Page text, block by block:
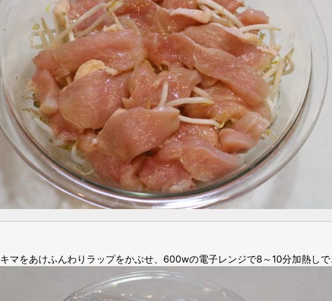
マをあけふんわりラップをかぶせ、600wの電子レンジで8～10分加熱しで